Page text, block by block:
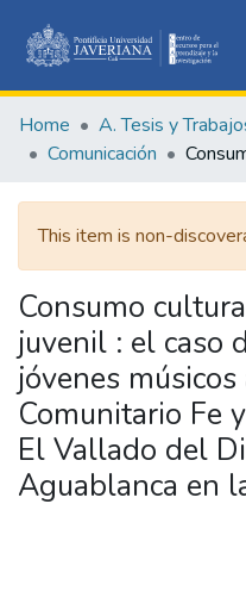
Home A. Tesis y
Comunicación
This item is non-
Consumo
juvenil : el caso
jóvenes
Comunitario Fe
El Vallado del
Aguablanca en